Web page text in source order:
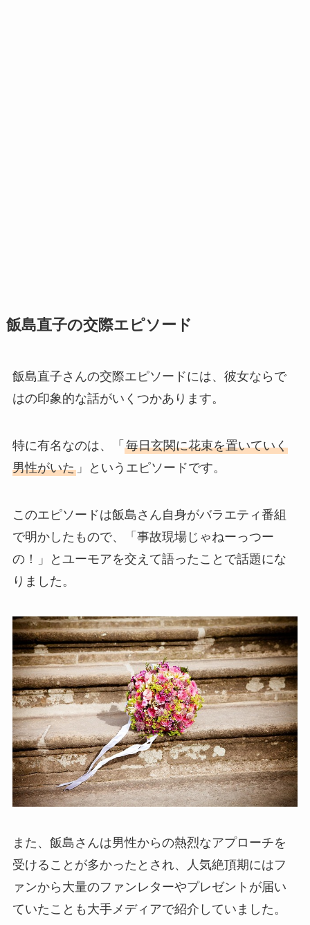
飯島直子の交際エピソード
飯島直子さんの交際エピソードには、彼女ならで
はの印象的な話がいくつかあります。
特に有名なのは、「 毎日玄関に花束を置いていく
男性がいた」というエピソードです。
このエピソードは飯島さん自身がバラエティ番組
で明かしたもので、「事故現場じゃねーっつー
の！」とユーモアを交えて語ったことで話題にな
りました。
また、飯島さんは男性からの熱烈なアプローチを
受けることが多かったとされ、人気絶頂期にはフ
ァンから大量のファンレターやプレゼントが届い
ていたことも大手メディアで紹介していました。